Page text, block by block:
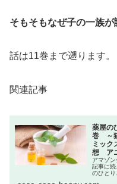
そもそもなぜ子の一族が
話は11巻まで遡ります。
関連記事
薬屋
巻 ～
ミッ
想 ア
アマゾ
記事に
のひとり